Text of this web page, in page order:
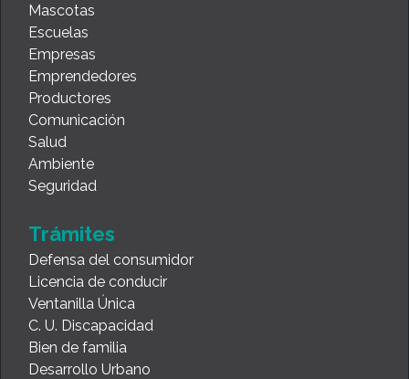
Mascotas
Escuelas
Empresas
Emprendedores
Productores
Comunicación
Salud
Ambiente
Seguridad
Trámites
Defensa del consumidor
Licencia de conducir
Ventanilla Única
C. U. Discapacidad
Bien de familia
Desarrollo Urbano